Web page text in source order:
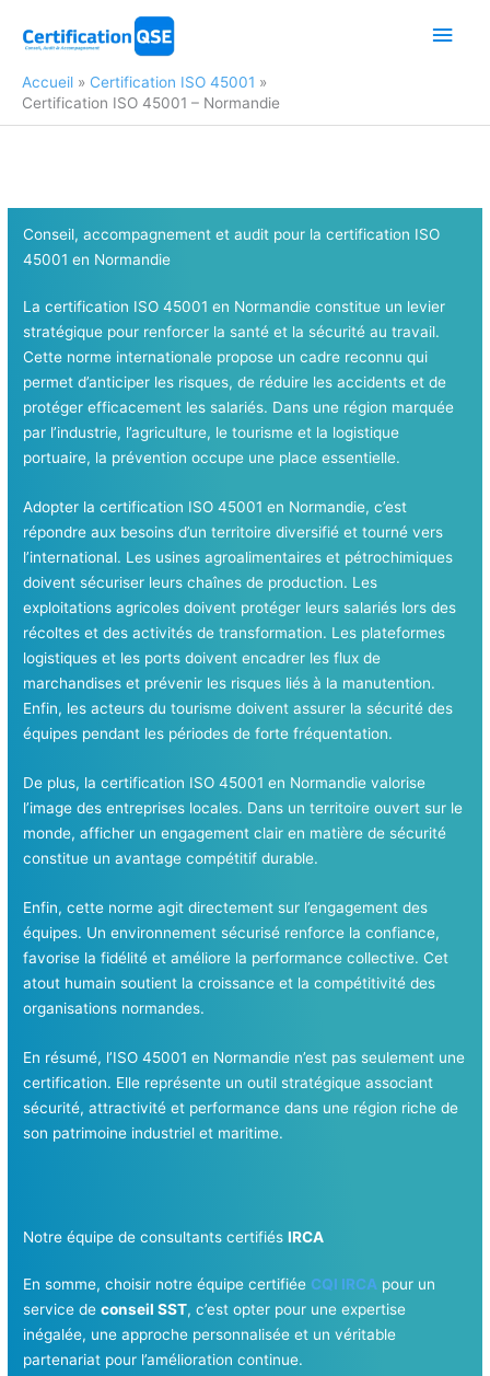
Accueil
Certification ISO 45001
Certification ISO 45001 – Normandie
Conseil, accompagnement et audit pour la certification ISO
45001 en Normandie
La certification ISO 45001 en Normandie constitue un levier
stratégique pour renforcer la santé et la sécurité au travail.
Cette norme internationale propose un cadre reconnu qui
permet d’anticiper les risques, de réduire les accidents et de
protéger efficacement les salariés. Dans une région marquée
par l’industrie, l’agriculture, le tourisme et la logistique
portuaire, la prévention occupe une place essentielle.
Adopter la certification ISO 45001 en Normandie, c’est
répondre aux besoins d’un territoire diversifié et tourné vers
l’international. Les usines agroalimentaires et pétrochimiques
doivent sécuriser leurs chaînes de production. Les
exploitations agricoles doivent protéger leurs salariés lors des
récoltes et des activités de transformation. Les plateformes
logistiques et les ports doivent encadrer les flux de
marchandises et prévenir les risques liés à la manutention.
Enfin, les acteurs du tourisme doivent assurer la sécurité des
équipes pendant les périodes de forte fréquentation.
De plus, la certification ISO 45001 en Normandie valorise
l’image des entreprises locales. Dans un territoire ouvert sur le
monde, afficher un engagement clair en matière de sécurité
constitue un avantage compétitif durable.
Enfin, cette norme agit directement sur l’engagement des
équipes. Un environnement sécurisé renforce la confiance,
favorise la fidélité et améliore la performance collective. Cet
atout humain soutient la croissance et la compétitivité des
organisations normandes.
En résumé, l’ISO 45001 en Normandie n’est pas seulement une
certification. Elle représente un outil stratégique associant
sécurité, attractivité et performance dans une région riche de
son patrimoine industriel et maritime.
Notre équipe de consultants certifiésIRCA
En somme, choisir notre équipe certifiée CQI IRCA pour un
service deconseil SST, c’est opter pour une expertise
inégalée, une approche personnalisée et un véritable
partenariat pour l’amélioration continue.